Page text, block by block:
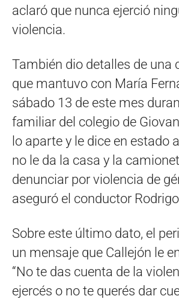
aclaró que nunca ejerció
violencia.
También dio detalles de una
que mantuvo con María
sábado 13 de este mes
familiar del colegio de
lo aparte y le dice en estado
no le da la casa y la
denunciar por violencia de
aseguró el conductor
Sobre este último dato, el
un mensaje que Callejón le
“No te das cuenta de la
ejercés o no te querés dar